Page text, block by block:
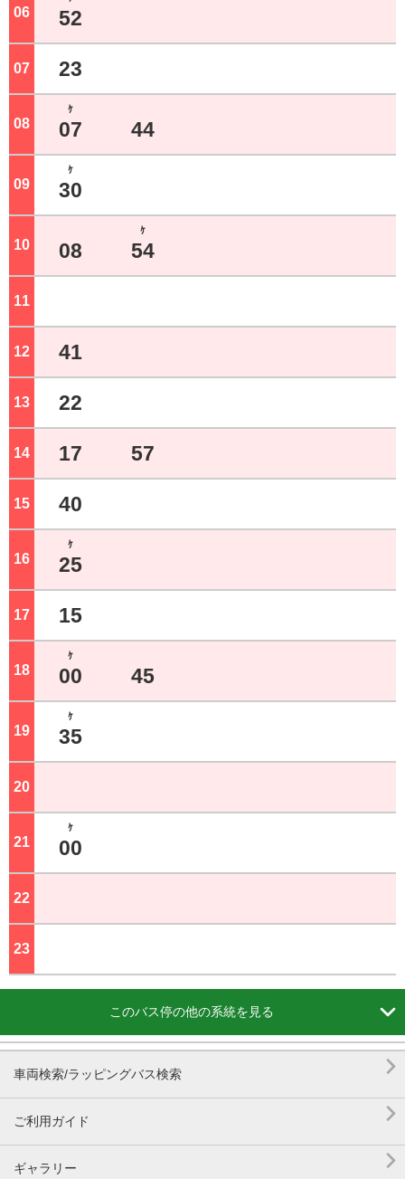
06 52
07 23
08
ｹ
07 44
09
ｹ
30
10 08
ｹ
54
11
12 41
13 22
14 17 57
15 40
16
ｹ
25
17 15
18
ｹ
00 45
19
ｹ
35
20
21
ｹ
00
22
23
このバス停の他の系統を見る 
車両検索/ラッピングバス検索 
ご利用ガイド 
ギャラリー 